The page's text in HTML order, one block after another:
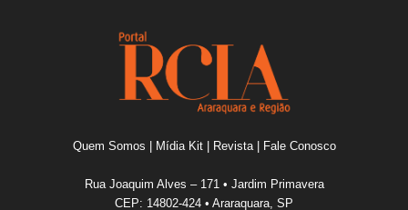
Quem Somos Mídia Kit| Revista| Fale Conosco
Rua Joaquim Alves – 171 • Jardim Primavera
CEP: 14802-424 • Araraquara, SP